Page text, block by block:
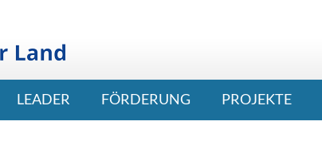
LEADER FÖRDERUNG PROJEKTE